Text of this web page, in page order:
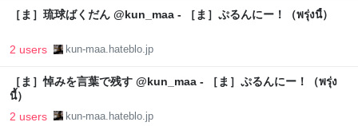
［ま］琉球ばくだん @kun_maa - ［ま］ぷるんにー！（พรุ่งนี้）
2 users kun-maa.hateblo.jp
［ま］悼みを言葉で残す @kun_maa - ［ま］ぷるんにー！（พรุ่ง
นี้）
2 users kun-maa.hateblo.jp